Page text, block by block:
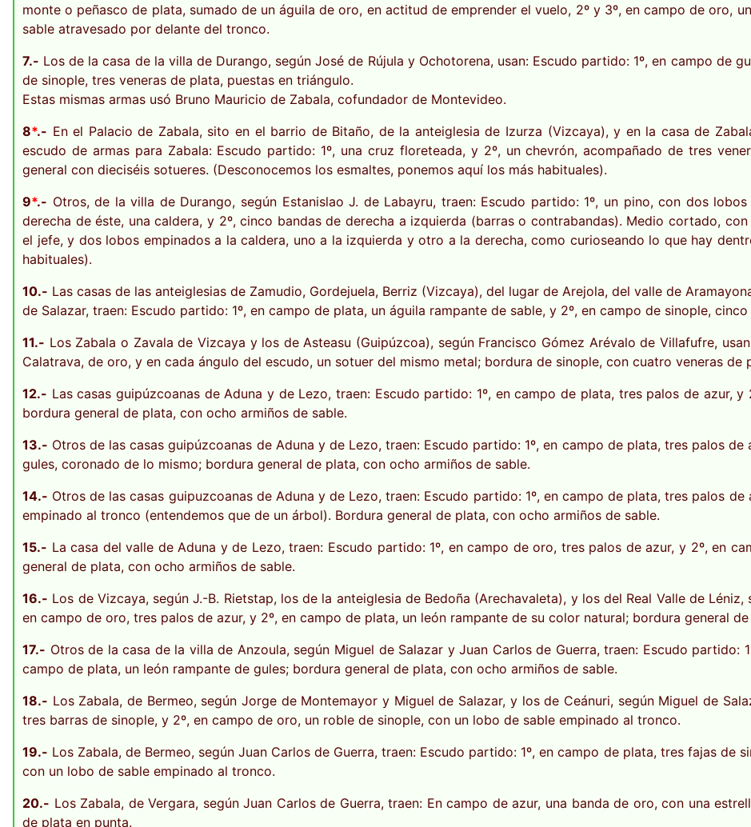
monte o peñasco de plata, sumado de un águila de oro, en actitud de emprender el vuelo, 2º y 3º, en campo de oro,
sable atravesado por delante del tronco.
7.- Los de la casa de la villa de Durango, según José de Rújula y Ochotorena, usan: Escudo partido: 1º, en campo de
de sinople, tres veneras de plata, puestas en triángulo.
Estas mismas armas usó Bruno Mauricio de Zabala, cofundador de Montevideo.
8*.- En el Palacio de Zabala, sito en el barrio de Bitaño, de la anteiglesia de Izurza (Vizcaya), y en la casa de
escudo de armas para Zabala: Escudo partido: 1º, una cruz floreteada, y 2º, un chevrón, acompañado de tres
general con dieciséis sotueres. (Desconocemos los esmaltes, ponemos aquí los más habituales).
9*.- Otros, de la villa de Durango, según Estanislao J. de Labayru, traen: Escudo partido: 1º, un pino, con dos
derecha de éste, una caldera, y 2º, cinco bandas de derecha a izquierda (barras o contrabandas). Medio cortado,
el jefe, y dos lobos empinados a la caldera, uno a la izquierda y otro a la derecha, como curioseando lo que hay
habituales).
10.- Las casas de las anteiglesias de Zamudio, Gordejuela, Berriz (Vizcaya), del lugar de Arejola, del valle de
de Salazar, traen: Escudo partido: 1º, en campo de plata, un águila rampante de sable, y 2º, en campo de sinople,
11.- Los Zabala o Zavala de Vizcaya y los de Asteasu (Guipúzcoa), según Francisco Gómez Arévalo de Villafufre,
Calatrava, de oro, y en cada ángulo del escudo, un sotuer del mismo metal; bordura de sinople, con cuatro veneras
12.- Las casas guipúzcoanas de Aduna y de Lezo, traen: Escudo partido: 1º, en campo de plata, tres palos de azur,
bordura general de plata, con ocho armiños de sable.
13.- Otros de las casas guipúzcoanas de Aduna y de Lezo, traen: Escudo partido: 1º, en campo de plata, tres palos
gules, coronado de lo mismo; bordura general de plata, con ocho armiños de sable.
14.- Otros de las casas guipuzcoanas de Aduna y de Lezo, traen: Escudo partido: 1º, en campo de plata, tres palos
empinado al tronco (entendemos que de un árbol). Bordura general de plata, con ocho armiños de sable.
15.- La casa del valle de Aduna y de Lezo, traen: Escudo partido: 1º, en campo de oro, tres palos de azur, y 2º, en
general de plata, con ocho armiños de sable.
16.- Los de Vizcaya, según J.-B. Rietstap, los de la anteiglesia de Bedoña (Arechavaleta), y los del Real Valle de
en campo de oro, tres palos de azur, y 2º, en campo de plata, un león rampante de su color natural; bordura general
17.- Otros de la casa de la villa de Anzoula, según Miguel de Salazar y Juan Carlos de Guerra, traen: Escudo partido:
campo de plata, un león rampante de gules; bordura general de plata, con ocho armiños de sable.
18.- Los Zabala, de Bermeo, según Jorge de Montemayor y Miguel de Salazar, y los de Ceánuri, según Miguel de
tres barras de sinople, y 2º, en campo de oro, un roble de sinople, con un lobo de sable empinado al tronco.
19.- Los Zabala, de Bermeo, según Juan Carlos de Guerra, traen: Escudo partido: 1º, en campo de plata, tres fajas de
con un lobo de sable empinado al tronco.
20.- Los Zabala, de Vergara, según Juan Carlos de Guerra, traen: En campo de azur, una banda de oro, con una
de plata en punta.